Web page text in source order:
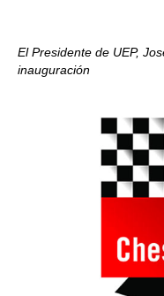
El Presidente de UEP,
inauguración